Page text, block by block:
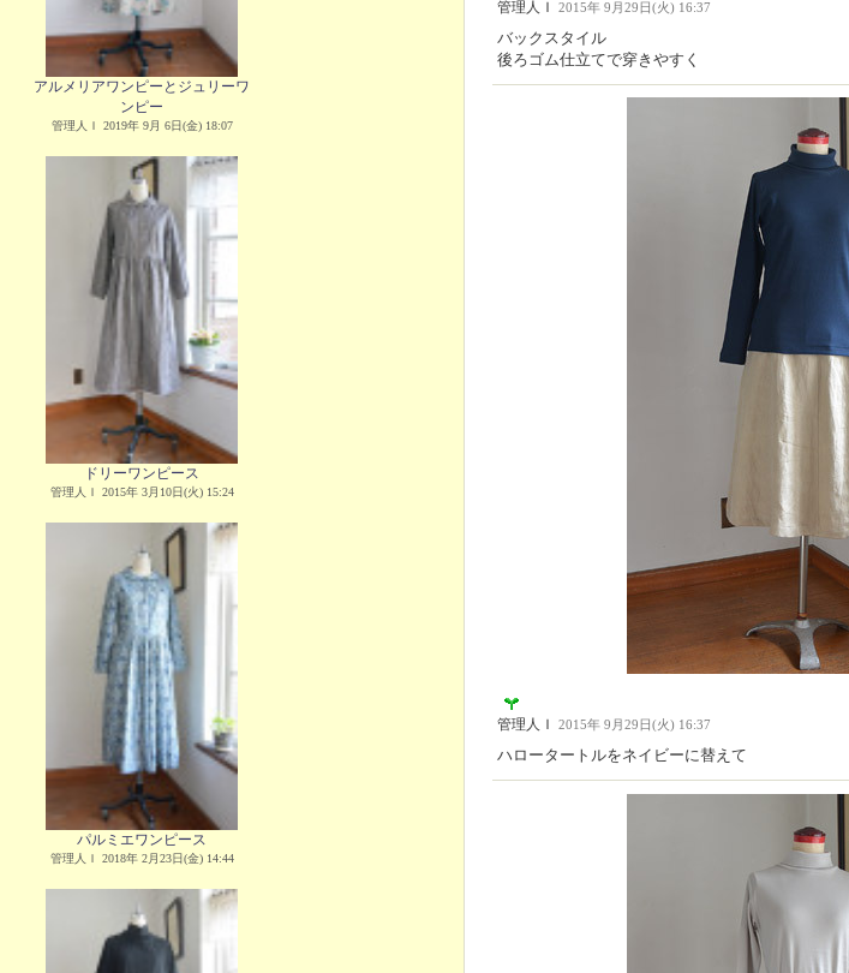
アルメリアワンピーとジュリーワ
ンピー
管理人Ｉ 2019年 9月 6日(金) 18:07
ドリーワンピース
管理人Ｉ 2015年 3月10日(火) 15:24
パルミエワンピース
管理人Ｉ 2018年 2月23日(金) 14:44
管理人Ｉ 2015年 9月29日(火) 16:37
バックスタイル
後ろゴム仕立てで穿きやすく
管理人Ｉ 2015年 9月29日(火) 16:37
ハロータートルをネイビーに替えて